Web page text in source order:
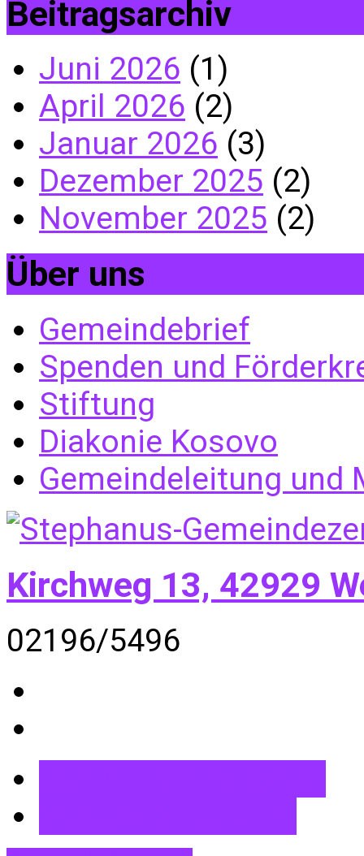
Beitragsarchiv
Juni 2026 (1)
April 2026 (2)
Januar 2026 (3)
Dezember 2025 (2)
November 2025 (2)
Über uns
Gemeindebrief
Spenden und
Stiftung
Diakonie Kosovo
Gemeindeleitung und
Kirchweg 13, 42929
02196/5496